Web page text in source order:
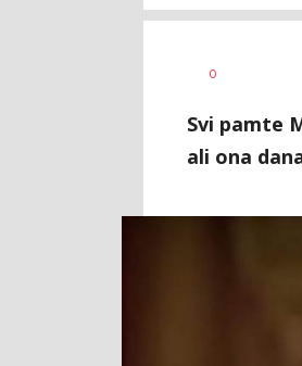
AUTOR
0
Svi pamte
ali ona